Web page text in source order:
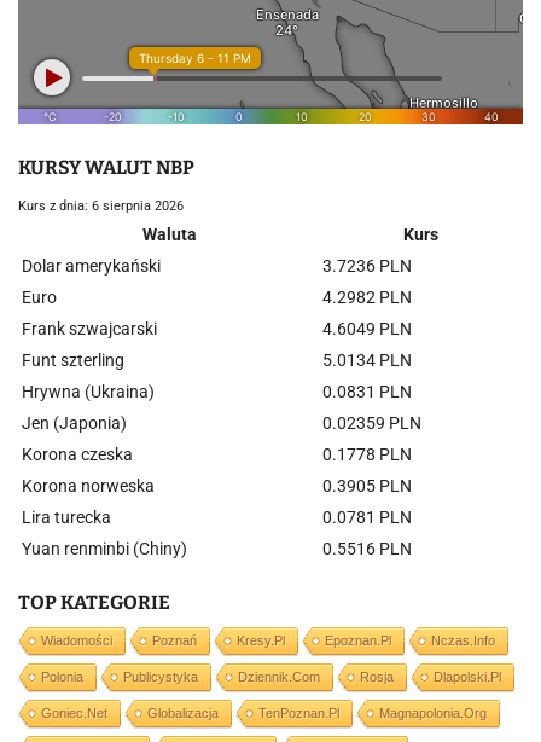
KURSY WALUT NBP
Kurs z dnia: 6 sierpnia 2026
Waluta
Kurs
Dolar amerykański
3.7236 PLN
Euro
4.2982 PLN
Frank szwajcarski
4.6049 PLN
Funt szterling
5.0134 PLN
Hrywna (Ukraina)
0.0831 PLN
Jen (Japonia)
0.02359 PLN
Korona czeska
0.1778 PLN
Korona norweska
0.3905 PLN
Lira turecka
0.0781 PLN
Yuan renminbi (Chiny)
0.5516 PLN
TOP KATEGORIE
Wiadomości Poznań Kresy.pl Epoznan.pl Nczas.info
Polonia Publicystyka Dziennik.com Rosja Dlapolski.pl
Goniec.net Globalizacja TenPoznan.pl Magnapolonia.org